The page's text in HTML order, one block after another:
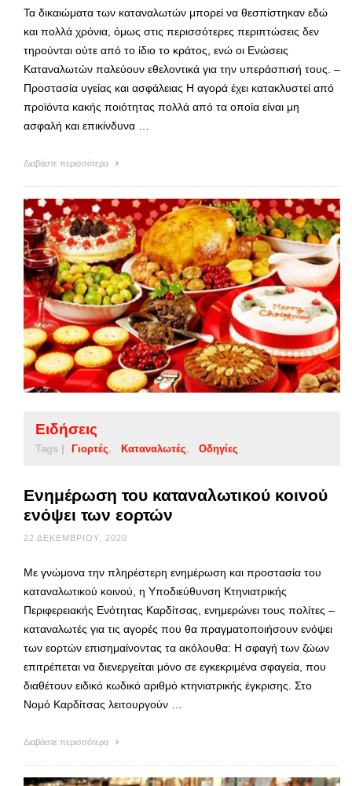
Τα δικαιώματα των καταναλωτών μπορεί να θεσπίστηκαν εδώ
και πολλά χρόνια, όμως στις περισσότερες περιπτώσεις δεν
τηρούνται ούτε από το ίδιο το κράτος, ενώ οι Ενώσεις
Καταναλωτών παλεύουν εθελοντικά για την υπεράσπισή τους. –
Προστασία υγείας και ασφάλειας Η αγορά έχει κατακλυστεί από
προϊόντα κακής ποιότητας πολλά από τα οποία είναι μη
ασφαλή και επικίνδυνα …
Διαβάστε περισσότερα
Ειδήσεις
Tags | Γιορτές Καταναλωτές Οδηγίες
Ενημέρωση του καταναλωτικού κοινού
ενόψει των εορτών
22 ΔΕΚΕΜΒΡΊΟΥ, 2020
Με γνώμονα την πληρέστερη ενημέρωση και προστασία του
καταναλωτικού κοινού, η Υποδιεύθυνση Κτηνιατρικής
Περιφερειακής Ενότητας Καρδίτσας, ενημερώνει τους πολίτες –
καταναλωτές για τις αγορές που θα πραγματοποιήσουν ενόψει
των εορτών επισημαίνοντας τα ακόλουθα: Η σφαγή των ζώων
επιτρέπεται να διενεργείται μόνο σε εγκεκριμένα σφαγεία, που
διαθέτουν ειδικό κωδικό αριθμό κτηνιατρικής έγκρισης. Στο
Νομό Καρδίτσας λειτουργούν …
Διαβάστε περισσότερα